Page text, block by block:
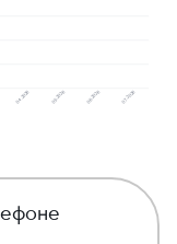
04.2026 05.2026 06.2026 07.2026